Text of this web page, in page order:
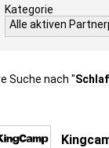
Kategorie
Alle aktiven
Suche nach "